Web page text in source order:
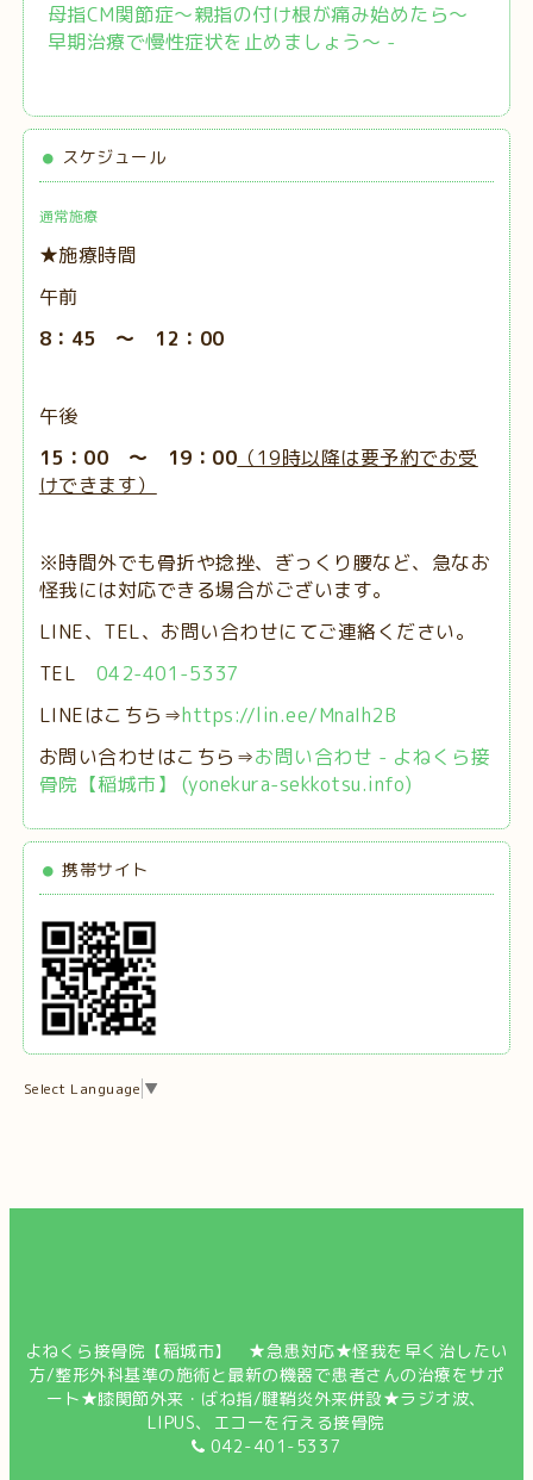
母指CM関節症～親指の付け根が痛み始めたら～
早期治療で慢性症状を止めましょう～ -
スケジュール
通常施療
★施療時間
午前
8：45 ～ 12：00
午後
15：00 ～ 19：00 （19時以降は要予約でお受
けできます）
※時間外でも骨折や捻挫、ぎっくり腰など、急なお
怪我には対応できる場合がございます。
LINE、TEL、お問い合わせにてご連絡ください。
TEL 042-401-5337
LINEはこちら⇒https://lin.ee/MnaIh2B
お問い合わせはこちら⇒お問い合わせ - よねくら接
骨院【稲城市】 (yonekura-sekkotsu.info)
携帯サイト
Select Language ▼
よねくら接骨院【稲城市】 ★急患対応★怪我を早く治したい
方/整形外科基準の施術と最新の機器で患者さんの治療をサポ
ート★膝関節外来・ばね指/腱鞘炎外来併設★ラジオ波、
LIPUS、エコーを行える接骨院
042-401-5337